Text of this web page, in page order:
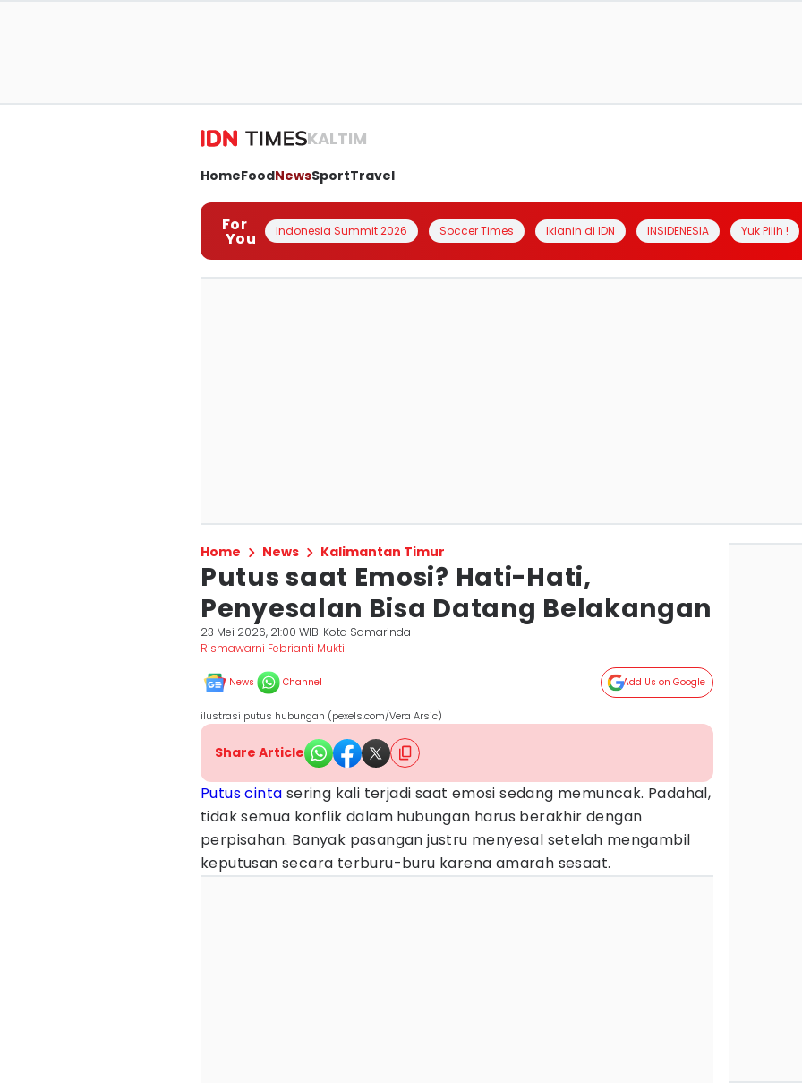
KALTIM
HomeFoodNewsSportTravel
For
You Indonesia Summit 2026 Soccer Times Iklanin di IDN INSIDENESIA Yuk Pilih !
Home News Kalimantan Timur
Putus saat Emosi? Hati-Hati,
Penyesalan Bisa Datang Belakangan
23 Mei 2026, 21:00 WIB Kota Samarinda
Rismawarni Febrianti Mukti
News Channel Add Us on Google
ilustrasi putus hubungan (pexels.com/Vera Arsic)
Share Article
Putus cinta sering kali terjadi saat emosi sedang memuncak. Padahal,
tidak semua konflik dalam hubungan harus berakhir dengan
perpisahan. Banyak pasangan justru menyesal setelah mengambil
keputusan secara terburu-buru karena amarah sesaat.